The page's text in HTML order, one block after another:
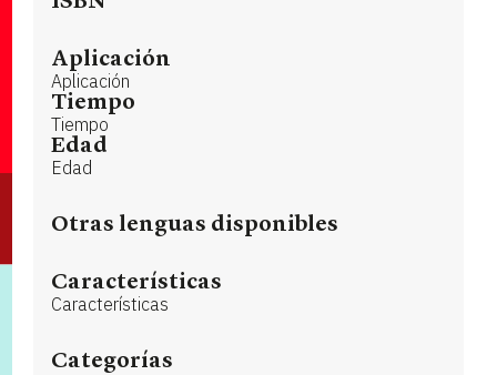
Aplicación
Aplicación
Tiempo
Tiempo
Edad
Edad
Otras lenguas disponibles
Características
Características
Categorías